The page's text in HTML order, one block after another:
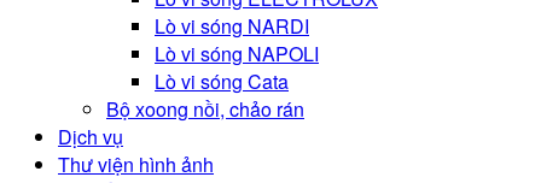
Lò vi sóng NARDI
Lò vi sóng NAPOLI
Lò vi sóng Cata
Bộ xoong nồi, chảo rán
Dịch vụ
Thư viện hình ảnh